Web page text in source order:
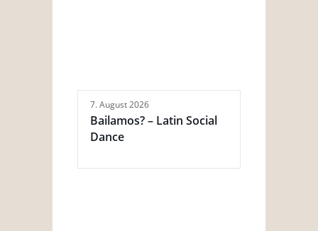
7. August 2026
Bailamos? – Latin Social
Dance